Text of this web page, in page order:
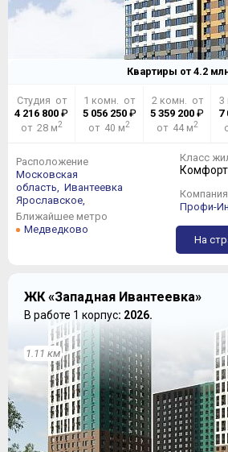
Квартиры от 4.2
Студия от
4 216 800 ₽
от 28 м2
1 комн. от
5 056 250₽
от 40 м2
2 комн. от
5 359 200 ₽
от 44 м2
3
7
Расположение
Московская
область, Ивантеевка
Ярославское,
Ближайшее метро
Медведково
Класс
Компания
Профи-
На
ЖК «Западная Ивантеевка»
В работе 1 корпус: 2026.
1.11 км